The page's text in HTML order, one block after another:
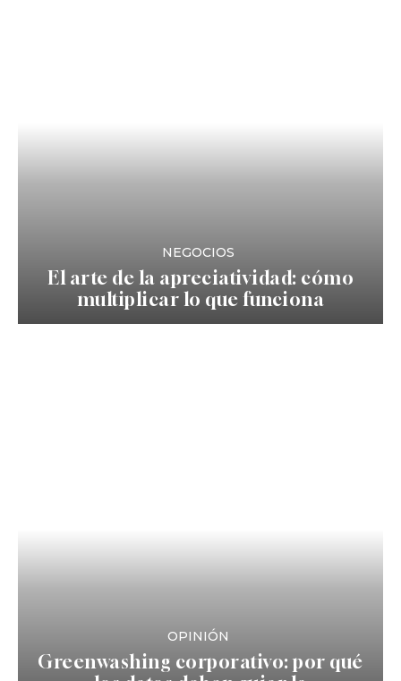
NEGOCIOS
El arte de la apreciatividad: cómo
multiplicar lo que funciona
OPINIÓN
Greenwashing corporativo: por qué